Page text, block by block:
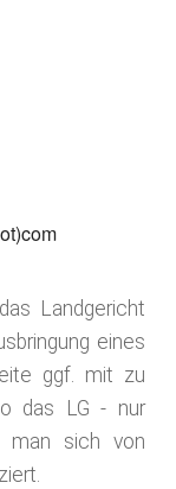
Landgericht
eines
ggf. mit zu
das LG - nur
man sich von